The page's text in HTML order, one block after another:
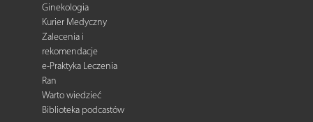
Ginekologia
Kurier Medyczny
Zalecenia i
rekomendacje
e-Praktyka Leczenia
Ran
Warto wiedzieć
Biblioteka podcastów